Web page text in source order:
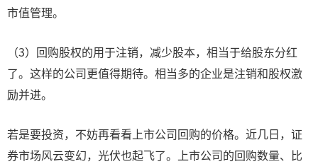
市值管理。
（3）回购股权的用于注销，减少股本，相当于给股东分红
了。这样的公司更值得期待。相当多的企业是注销和股权激
励并进。
若是要投资，不妨再看看上市公司回购的价格。近几日，证
券市场风云变幻，光伏也起飞了。上市公司的回购数量、比